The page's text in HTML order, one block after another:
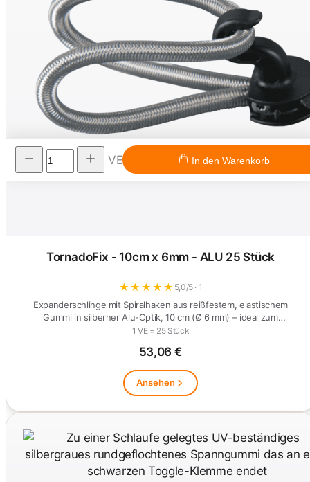
TornadoFix - 10cm x 6mm - ALU 25 Stück
★ ★ ★ ★ ★ 5,0/5 · 1
Expanderschlinge mit Spiralhaken aus reißfestem, elastischem
Gummi in silberner Alu-Optik, 10 cm (Ø 6 mm) – ideal zum
Befestigen…
1 VE = 25 Stück
53,06 €
Ansehen
VE In den Warenkorb